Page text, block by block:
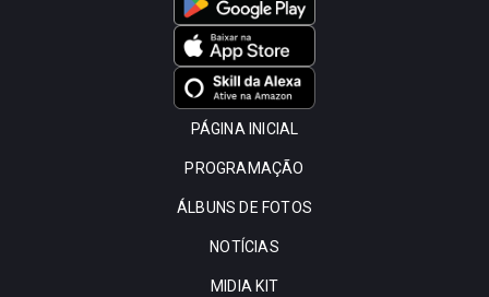
PÁGINA INICIAL
PROGRAMAÇÃO
ÁLBUNS DE FOTOS
NOTÍCIAS
MIDIA KIT